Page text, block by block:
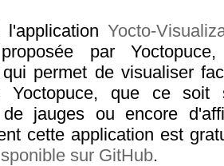
l'application Yocto-
par
permet de visualiser
Yoctopuce, que ce
de jauges ou encore
cette application est
sur GitHub.